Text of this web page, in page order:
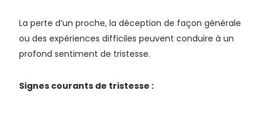
La perte d’un proche, la déception de façon générale
ou des expériences difficiles peuvent conduire à un
profond sentiment de tristesse.
Signes courants de tristesse :